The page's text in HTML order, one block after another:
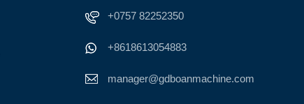
+0757 82252350
+8618613054883
manager@gdboanmachine.com